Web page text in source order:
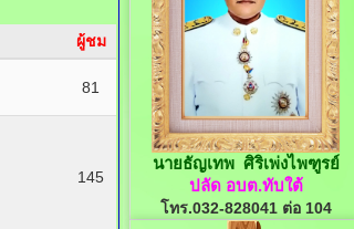
ผู้ชม
81
145
นายธัญเทพ ศิริเพ่งไพฑูรย์
ปลัด อบต.ทับใต้
โทร.032-828041 ต่อ 104